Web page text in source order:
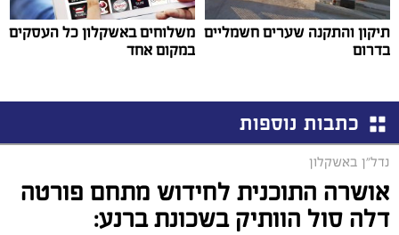
תיקון והתקנה שערים חשמליים
בדרום
משלוחים באשקלון כל העסקים
במקום אחד
כתבות נוספות
נדל"ן באשקלון
אושרה התוכנית לחידוש מתחם פורטה
דלה סול הוותיק בשכונת ברנע: